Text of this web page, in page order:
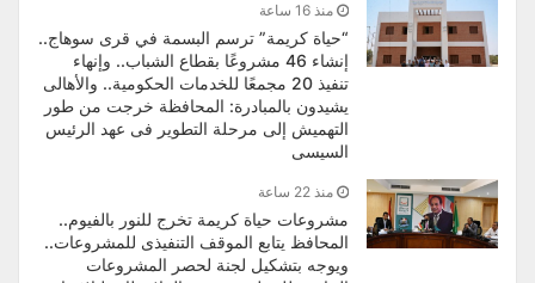
منذ 16 ساعة
“حياة كريمة” ترسم البسمة في قرى سوهاج..
إنشاء 46 مشروعًا بقطاع الشباب.. وإنهاء
تنفيذ 20 مجمعًا للخدمات الحكومية.. والأهالى
يشيدون بالمبادرة: المحافظة خرجت من طور
التهميش إلى مرحلة التطوير فى عهد الرئيس
السيسى
منذ 22 ساعة
مشروعات حياة كريمة تخرج للنور بالفيوم..
المحافظ يتابع الموقف التنفيذى للمشروعات..
ويوجه بتشكيل لجنة لحصر المشروعات